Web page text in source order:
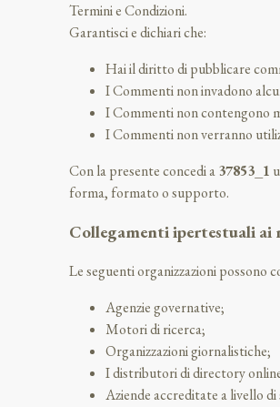
Termini e Condizioni.
Garantisci e dichiari che:
Hai il diritto di pubblicare
I Commenti non invadono
I Commenti non contengono
I Commenti non verranno
Con la presente concedi a37853_1
forma, formato o supporto.
Collegamenti ipertestuali
Le seguenti organizzazioni possono
Agenzie governative;
Motori di ricerca;
Organizzazioni giornalistiche;
I distributori di directory
Aziende accreditate a livello